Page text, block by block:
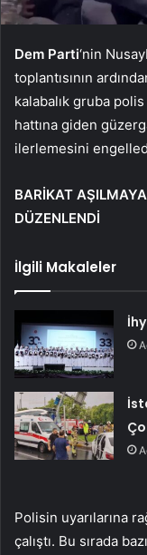
Dem Parti‘nin
toplantısının
kalabalık gruba
hattına giden
ilerlemesini
BARİKAT
DÜZENLENDİ
İlgili Makaleler
Polisin uyarılarına
çalıştı. Bu sırada